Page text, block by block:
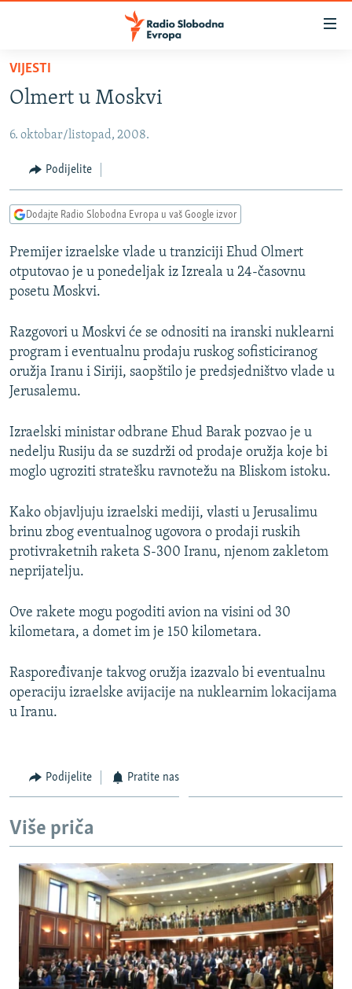
Pređite
glavni
Pređite
Pređite
pretragu
VIJESTI
SRBIJA
KOSOVO
VIZUELNO
VIDEO
FOTOGALERIJE
PODCASTI
RAT U UKRAJINI
RSE PRIČE IZ SVIJETA
ISPRIČAJ MI
DNEVNO@RSE
SPECIJALI RSE
VIŠE OD NASLOVA
GENOCID U SREBRENICI
POPLAVE I KLIZIŠTA U BIH 2024.
TV LIBERTY
POST SCRIPTUM
TRI DECENIJE OD RATA U BIH
NASTANAK I RASPAD JUGOSLAVIJE
PRATITE NAS
Sve RFE/RL stranice
VIJESTI
Olmert u Moskvi
6. oktobar/listopad, 2008.
Podijelite
Dodajte Radio Slobodna Evropa u vaš Google izvor
Premijer izraelske vlade u tranziciji Ehud Olmert
otputovao je u ponedeljak iz Izreala u 24-časovnu
posetu Moskvi.
Razgovori u Moskvi će se odnositi na iranski nuklearni
program i eventualnu prodaju ruskog sofisticiranog
oružja Iranu i Siriji, saopštilo je predsjedništvo vlade u
Jerusalemu.
Izraelski ministar odbrane Ehud Barak pozvao je u
nedelju Rusiju da se suzdrži od prodaje oružja koje bi
moglo ugroziti stratešku ravnotežu na Bliskom istoku.
Kako objavljuju izraelski mediji, vlasti u Jerusalimu
brinu zbog eventualnog ugovora o prodaji ruskih
protivraketnih raketa S-300 Iranu, njenom zakletom
neprijatelju.
Ove rakete mogu pogoditi avion na visini od 30
kilometara, a domet im je 150 kilometara.
Raspoređivanje takvog oružja izazvalo bi eventualnu
operaciju izraelske avijacije na nuklearnim lokacijama
u Iranu.
Podijelite Pratite nas
Više priča